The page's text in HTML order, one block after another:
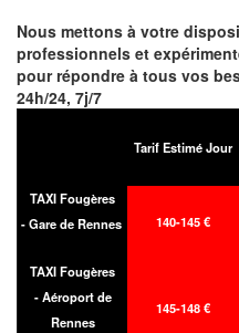
Nous mettons à votre
professionnels et
pour répondre à tous vos
24h/24, 7j/7
Tarif Estimé Jour
TAXI Fougères
- Gare de Rennes
140-145 €
TAXI Fougères
- Aéroport de
Rennes
145-148 €